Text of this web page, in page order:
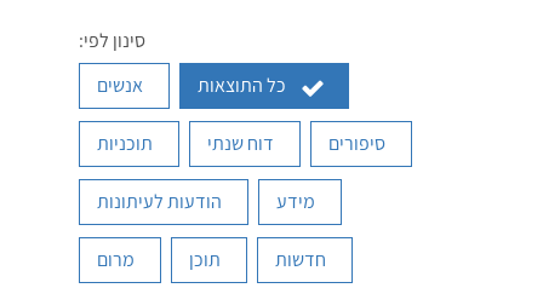
סינון לפי:
כל התוצאות
אנשים
סיפורים דוח שנתי תוכניות
מידע הודעות לעיתונות
חדשות תוכן מרום